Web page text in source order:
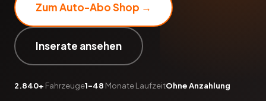
Zum Auto-Abo Shop →
Inserate ansehen
2.840+ Fahrzeuge1–48 Monate LaufzeitOhne Anzahlung